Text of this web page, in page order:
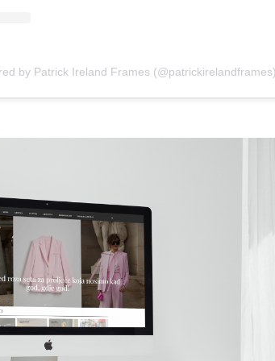
by Patrick Ireland Frames